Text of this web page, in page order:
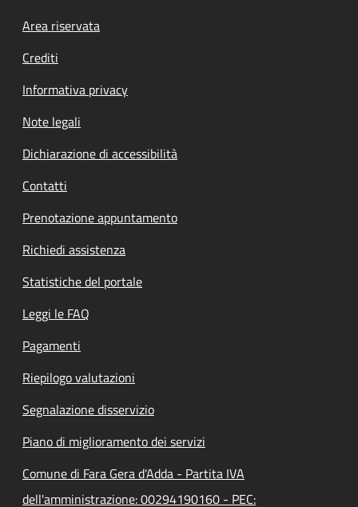
Footer menu
Area riservata
Crediti
Informativa privacy
Note legali
Dichiarazione di accessibilità
Contatti
Prenotazione appuntamento
Richiedi assistenza
Statistiche del portale
Leggi le FAQ
Pagamenti
Riepilogo valutazioni
Segnalazione disservizio
Piano di miglioramento dei servizi
Comune di Fara Gera d'Adda - Partita IVA
dell'amministrazione: 00294190160 - PEC: